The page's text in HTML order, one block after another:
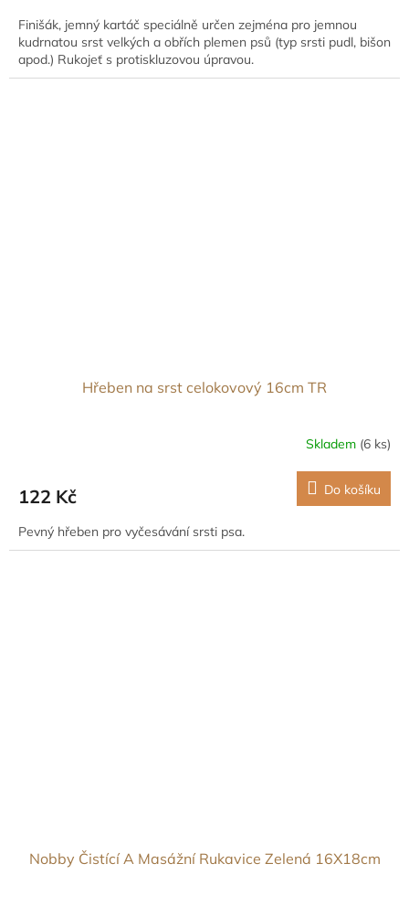
Finišák, jemný kartáč speciálně určen zejména pro jemnou
kudrnatou srst velkých a obřích plemen psů (typ srsti pudl, bišon
apod.) Rukojeť s protiskluzovou úpravou.
Hřeben na srst celokovový 16cm TR
Skladem (6 ks)
122 Kč Do košíku
Pevný hřeben pro vyčesávání srsti psa.
Nobby Čistící A Masážní Rukavice Zelená 16X18cm